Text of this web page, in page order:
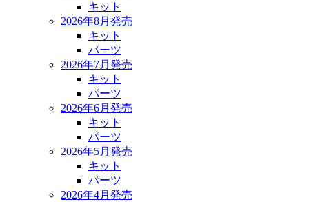
キット
2026年8月発売
キット
パーツ
2026年7月発売
キット
パーツ
2026年6月発売
キット
パーツ
2026年5月発売
キット
パーツ
2026年4月発売